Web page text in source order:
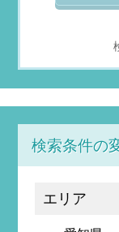
検索条件の
エリア